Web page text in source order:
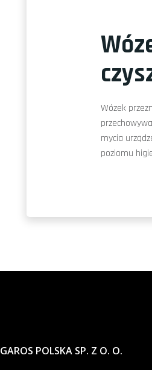
Wózek
mycia
poziomu
GAROS POLSKA SP. Z O. O.